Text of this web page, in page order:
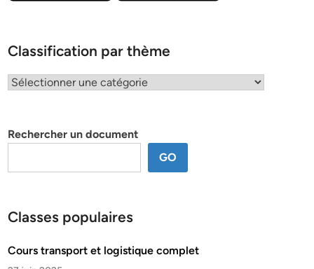
Classification par thème
Classification
Rechercher un document
GO
Classes populaires
Cours transport et logistique complet